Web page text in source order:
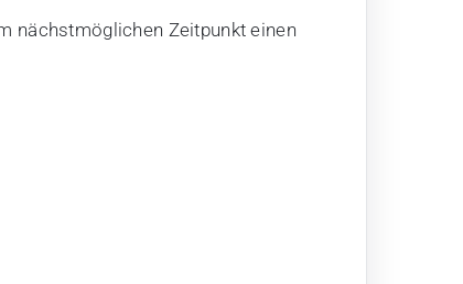
nächstmöglichen Zeitpunkt einen